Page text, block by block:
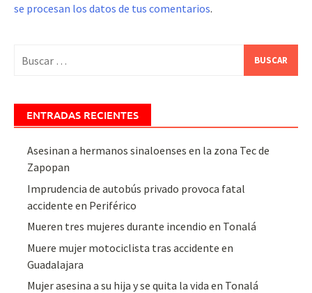
se procesan los datos de tus comentarios.
ENTRADAS RECIENTES
Asesinan a hermanos sinaloenses en la zona Tec de
Zapopan
Imprudencia de autobús privado provoca fatal
accidente en Periférico
Mueren tres mujeres durante incendio en Tonalá
Muere mujer motociclista tras accidente en
Guadalajara
Mujer asesina a su hija y se quita la vida en Tonalá